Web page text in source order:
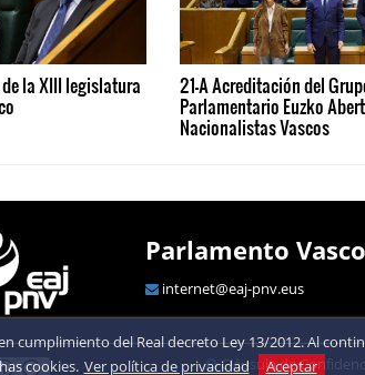
la XIII legislatura
21-A Acreditación del
Parlamentario Euzko
Nacionalistas Vascos
Parlamento Vasco
internet@eaj-pnv.eus
Cláusula de
cumplimiento del Real decreto Ley 13/2012. Al
cookies. Ver política de privacidad Aceptar